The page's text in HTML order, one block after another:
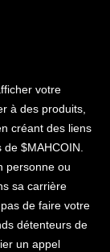
votre
à des produits,
créant des liens
$MAHCOIN.
personne ou
sa carrière
de faire votre
détenteurs de
un appel